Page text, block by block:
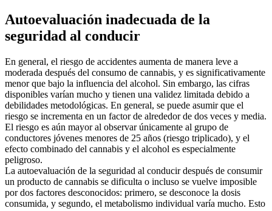
Autoevaluación inadecuada de la
seguridad al conducir
En general, el riesgo de accidentes aumenta de manera leve a
moderada después del consumo de cannabis, y es significativamente
menor que bajo la influencia del alcohol. Sin embargo, las cifras
disponibles varían mucho y tienen una validez limitada debido a
debilidades metodológicas. En general, se puede asumir que el
riesgo se incrementa en un factor de alrededor de dos veces y media.
El riesgo es aún mayor al observar únicamente al grupo de
conductores jóvenes menores de 25 años (riesgo triplicado), y el
efecto combinado del cannabis y el alcohol es especialmente
peligroso.
La autoevaluación de la seguridad al conducir después de consumir
un producto de cannabis se dificulta o incluso se vuelve imposible
por dos factores desconocidos: primero, se desconoce la dosis
consumida, y segundo, el metabolismo individual varía mucho. Esto